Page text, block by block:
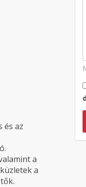
és az
a
a